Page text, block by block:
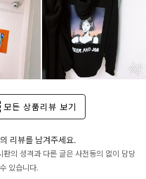
모든 상품리뷰 보기
리뷰를 남겨주세요.
의 성격과 다른 글은 사전동의 없이 담당
있습니다.